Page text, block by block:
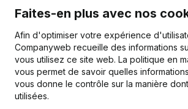
Faites-en plus avec nos
Afin d'optimiser votre expérience
Companyweb recueille des informations
vous utilisez ce site web. La politique en
vous permet de savoir quelles
vous donne le contrôle sur la manière
utilisées.
Français
Produit